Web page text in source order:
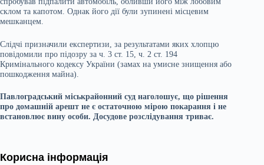
склом та капотом. Однак його дії були зупинені місцевим
мешканцем.
Слідчі призначили експертизи, за результатами яких хлопцю
повідомили про підозру за ч. 3 ст. 15, ч. 2 ст. 194
Кримінального кодексу України (замах на умисне знищення або
пошкодження майна).
Павлоградський міськрайонний суд наголошує, що рішення
про домашній арешт не є остаточною мірою покарання і не
встановлює вину особи. Досудове розслідування триває.
Корисна інформація